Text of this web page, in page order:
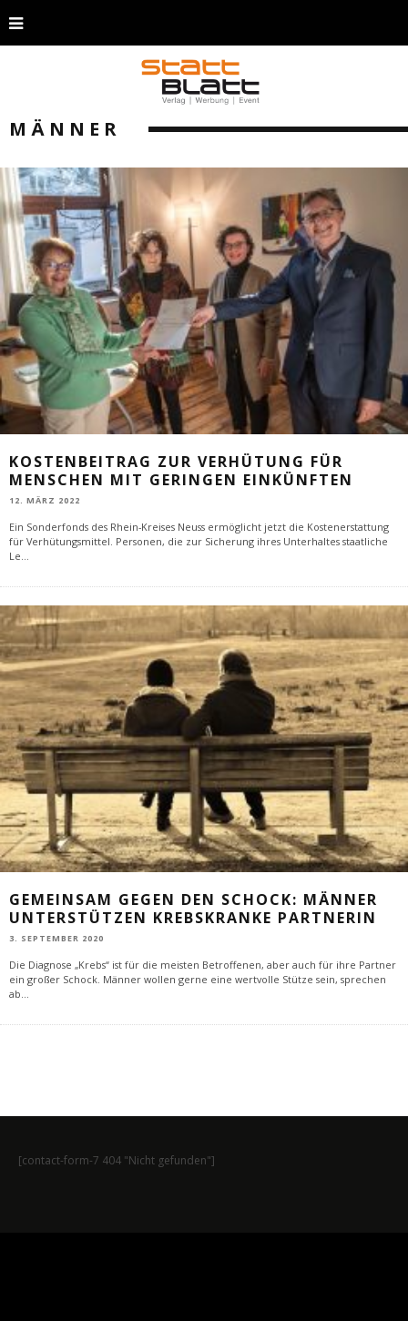
MÄNNER
KOSTENBEITRAG ZUR VERHÜTUNG FÜR
MENSCHEN MIT GERINGEN EINKÜNFTEN
12. MÄRZ 2022
Ein Sonderfonds des Rhein-Kreises Neuss ermöglicht jetzt die Kostenerstattung
für Verhütungsmittel. Personen, die zur Sicherung ihres Unterhaltes staatliche
Le...
GEMEINSAM GEGEN DEN SCHOCK: MÄNNER
UNTERSTÜTZEN KREBSKRANKE PARTNERIN
3. SEPTEMBER 2020
Die Diagnose „Krebs“ ist für die meisten Betroffenen, aber auch für ihre Partner
ein großer Schock. Männer wollen gerne eine wertvolle Stütze sein, sprechen
ab...
[contact-form-7 404 "Nicht gefunden"]